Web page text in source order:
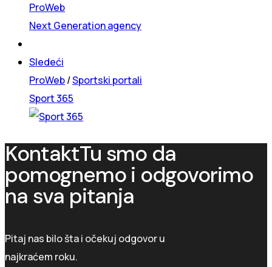
ProWeb
Next Generation agency
Sledeći
ProWeb/Sportski portali
Sport 365
KontaktTu smo da
pomognemo i odgovorimo
na sva pitanja
Pitaj nas bilo šta i očekuj odgovor u
najkraćem roku.